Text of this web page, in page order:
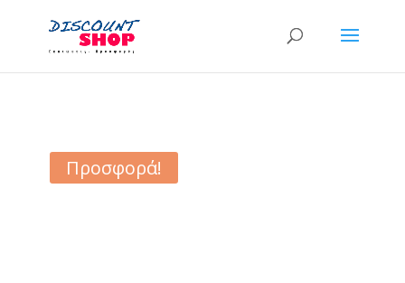
Προσφορά!